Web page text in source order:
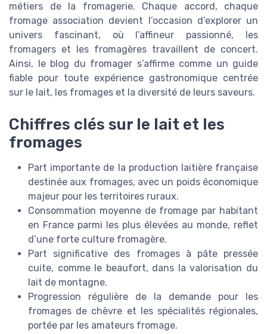
métiers de la fromagerie. Chaque accord, chaque
fromage association devient l’occasion d’explorer un
univers fascinant, où l’affineur passionné, les
fromagers et les fromagères travaillent de concert.
Ainsi, le blog du fromager s’affirme comme un guide
fiable pour toute expérience gastronomique centrée
sur le lait, les fromages et la diversité de leurs saveurs.
Chiffres clés sur le lait et les
fromages
Part importante de la production laitière française
destinée aux fromages, avec un poids économique
majeur pour les territoires ruraux.
Consommation moyenne de fromage par habitant
en France parmi les plus élevées au monde, reflet
d’une forte culture fromagère.
Part significative des fromages à pâte pressée
cuite, comme le beaufort, dans la valorisation du
lait de montagne.
Progression régulière de la demande pour les
fromages de chèvre et les spécialités régionales,
portée par les amateurs fromage.